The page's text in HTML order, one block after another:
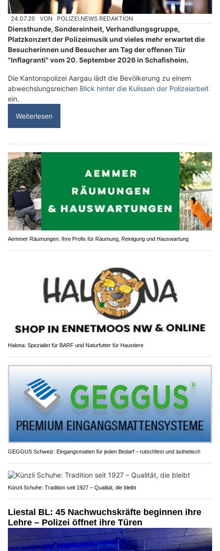
24.07.26 VON POLIZEI.NEWS REDAKTION
Diensthunde, Sondereinheit, Verhandlungsgruppe,
Platzkonzert der Polizeimusik und vieles mehr erwartet die
Besucherinnen und Besucher am Tag der offenen Tür
"Inflagranti" vom 20. September 2026 in Schafisheim.
Die Kantonspolizei Aargau lädt die Bevölkerung zu einem
abwechslungsreichen Blick hinter die Kulissen der Polizeiarbeit
ein.
Weiterlesen
Aemmer Räumungen: Ihre Profis für Räumung, Reinigung und Hauswartung
Halona: Spezialist für BARF und Naturfutter für Haustiere
GEGGUS Schweiz: Eingangsmatten für jeden Bedarf – rutschfest und ästhetisch
Künzli Schuhe: Tradition seit 1927 – Qualität, die bleibt
Liestal BL: 45 Nachwuchskräfte beginnen ihre
Lehre – Polizei öffnet ihre Türen